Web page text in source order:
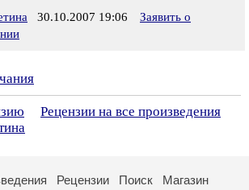
30.10.2007 19:06
Заявить о
Рецензии на все произведения
Рецензии Поиск
Магазин